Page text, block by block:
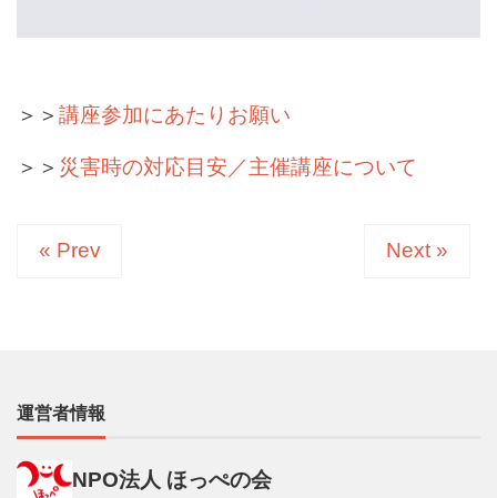
＞＞ 講座参加にあたりお願い
＞＞ 災害時の対応目安／主催講座について
« Prev Next »
運営者情報
NPO法人 ほっぺの会